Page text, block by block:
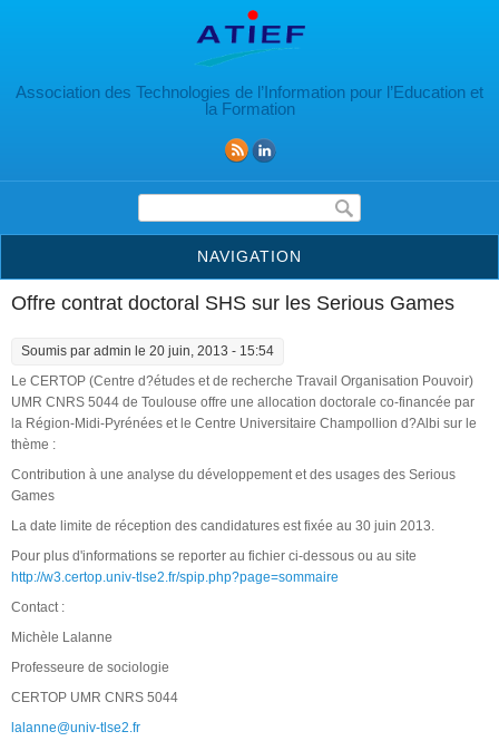
Association des Technologies de l’Information pour l’Education et
la Formation
Formulaire de recherche
NAVIGATION
Offre contrat doctoral SHS sur les Serious Games
Soumis par admin le 20 juin, 2013 - 15:54
Le CERTOP (Centre d?études et de recherche Travail Organisation Pouvoir)
UMR CNRS 5044 de Toulouse offre une allocation doctorale co-financée par
la Région-Midi-Pyrénées et le Centre Universitaire Champollion d?Albi sur le
thème :
Contribution à une analyse du développement et des usages des Serious
Games
La date limite de réception des candidatures est fixée au 30 juin 2013.
Pour plus d'informations se reporter au fichier ci-dessous ou au site
http://w3.certop.univ-tlse2.fr/spip.php?page=sommaire
Contact :
Michèle Lalanne
Professeure de sociologie
CERTOP UMR CNRS 5044
lalanne@univ-tlse2.fr